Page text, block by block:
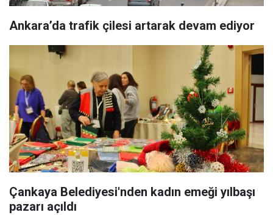
Ankara’da trafik çilesi artarak devam ediyor
Çankaya Belediyesi'nden kadın emeği yılbaşı
pazarı açıldı